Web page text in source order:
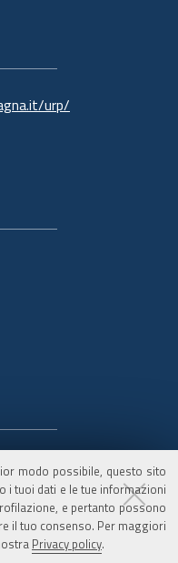
modo possibile, questo sito
i tuoi dati e le tue informazioni
e pertanto possono
il tuo consenso. Per maggiori
Privacy policy.
urp/